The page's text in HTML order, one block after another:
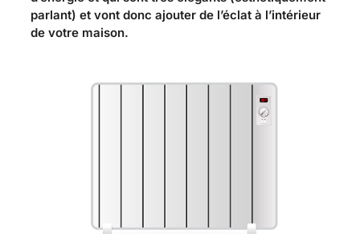
parlant) et vont donc ajouter de l’éclat à l’intérieur
de votre maison.